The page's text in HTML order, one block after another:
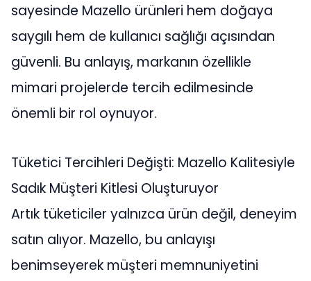
sayesinde Mazello ürünleri hem doğaya
saygılı hem de kullanıcı sağlığı açısından
güvenli. Bu anlayış, markanın özellikle
mimari projelerde tercih edilmesinde
önemli bir rol oynuyor.
Tüketici Tercihleri Değişti: Mazello Kalitesiyle
Sadık Müşteri Kitlesi Oluşturuyor
Artık tüketiciler yalnızca ürün değil, deneyim
satın alıyor. Mazello, bu anlayışı
benimseyerek müşteri memnuniyetini